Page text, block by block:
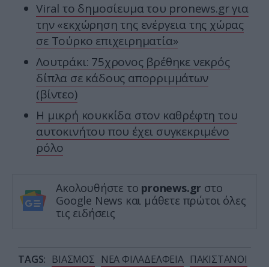
Viral το δημοσίευμα του pronews.gr για
την «εκχώρηση της ενέργεια της χώρας
σε Τούρκο επιχειρηματία»
Λουτράκι: 75χρονος βρέθηκε νεκρός
δίπλα σε κάδους απορριμμάτων
(βίντεο)
Η μικρή κουκκίδα στον καθρέφτη του
αυτοκινήτου που έχει συγκεκριμένο
ρόλο
Ακολουθήστε το pronews.gr στο
Google News και μάθετε πρώτοι όλες
τις ειδήσεις
TAGS: ΒΙΑΣΜΟΣ ΝΕΑ ΦΙΛΑΔΕΛΦΕΙΑ ΠΑΚΙΣΤΑΝΟΙ